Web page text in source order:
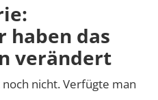
haben das
verändert
nicht. Verfügte man